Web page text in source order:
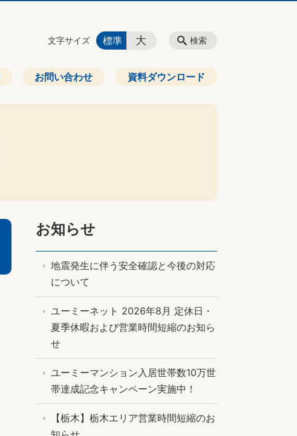
お問い合わせ 資料ダウンロード
検索
文字サイズ 標準 大
お知らせ
地震発生に伴う安全確認と今後の対応
について
ユーミーネット 2026年8月 定休日・
夏季休暇および営業時間短縮のお知ら
せ
ユーミーマンション入居世帯数10万世
帯達成記念キャンペーン実施中！
【栃木】栃木エリア営業時間短縮のお